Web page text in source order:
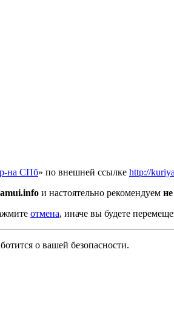
на СПб» по внешней ссылке http://
и настоятельно рекомендуем
отмена, иначе вы будете
о вашей безопасности.